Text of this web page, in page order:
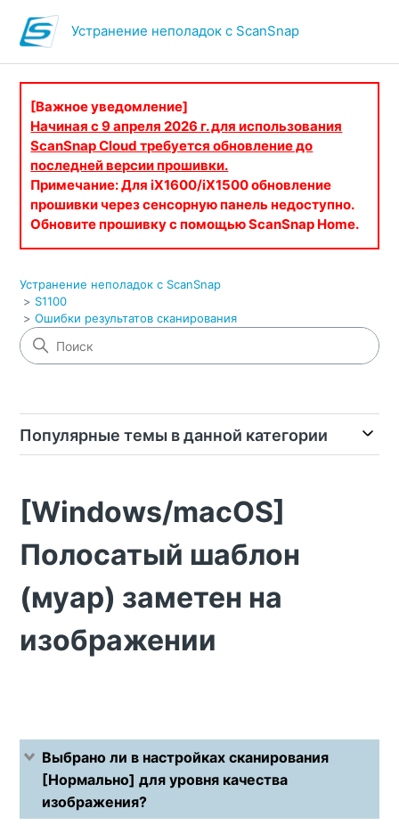
Устранение неполадок с ScanSnap
[Важное уведомление]
Начиная с 9 апреля 2026 г. для использования
ScanSnap Cloud требуется обновление до
последней версии прошивки.
Примечание: Для iX1600/iX1500 обновление
прошивки через сенсорную панель недоступно.
Обновите прошивку с помощью ScanSnap Home.
Устранение неполадок с ScanSnap
S1100
Ошибки результатов сканирования
Популярные темы в данной категории
[Windows/macOS]
Полосатый шаблон
(муар) заметен на
изображении
Выбрано ли в настройках сканирования
[Нормально] для уровня качества
изображения?